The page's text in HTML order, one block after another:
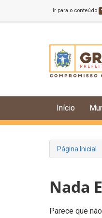
Ir para o conteúdo 1
Início
Página Inicial
Nada
Parece que